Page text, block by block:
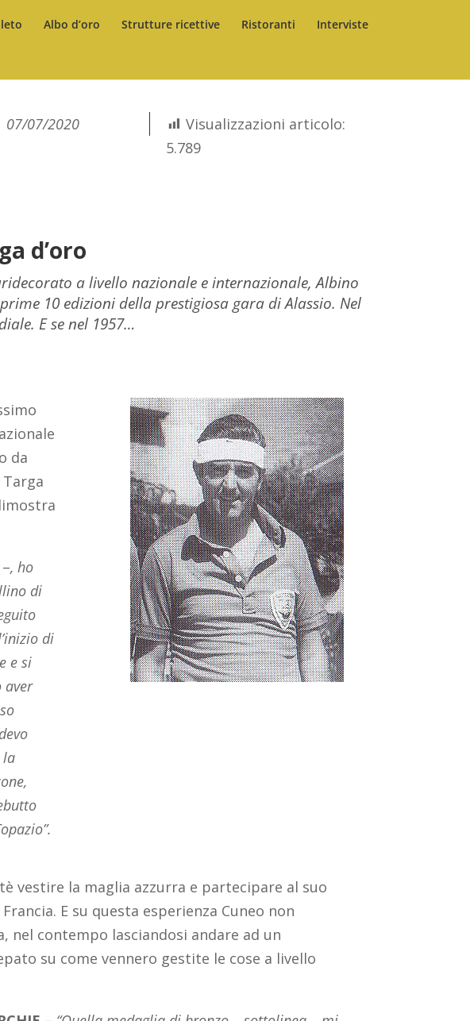
Albo d’oro Strutture ricettive Ristoranti
Interviste
07/07/2020
Visualizzazioni articolo:
5.789
d’oro
a livello nazionale e internazionale, Albino
10 edizioni della prestigiosa gara di Alassio. Nel
E se nel 1957…
da
, ho
di
di
e si
aver
la
vestire la maglia azzurra e partecipare al suo
E su questa esperienza Cuneo non
nel contempo lasciandosi andare ad un
su come vennero gestite le cose a livello